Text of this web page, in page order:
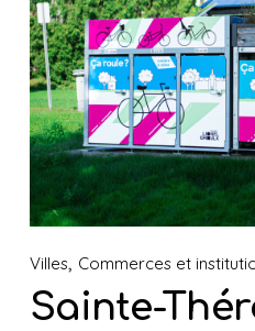
Villes, Commerces et
Sainte-